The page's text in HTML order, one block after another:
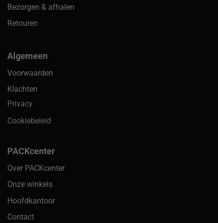
Bezorgen & afhalen
Retouren
Algemeen
Voorwaarden
Klachten
Privacy
Cookiebeleid
PACKcenter
Over PACKcenter
Onze winkels
Hoofdkantoor
Contact